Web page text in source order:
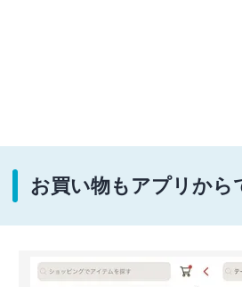
お買い物もアプリから